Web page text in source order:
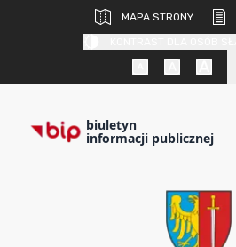
MAPA STRONY
biuletyn
informacji publicznej